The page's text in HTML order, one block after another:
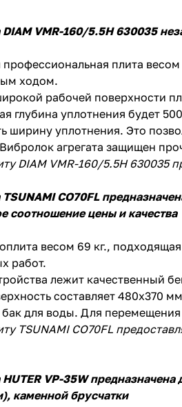
DIAM VMR-160/5.5H 630035
профессиональная плита
ходом.
рабочей поверхности
глубина уплотнения будет
ширину уплотнения. Это
агрегата защищен
DIAM VMR-160/5.5H 630035
TSUNAMI CO70FL
соотношение цены и качества
весом 69 кг.,
работ.
лежит качественный
составляет 480х370
для воды. Для
TSUNAMI CO70FL
HUTER VP-35Wпредназначена
каменной брусчатки
Подробнееоб оплате
недели
8 800